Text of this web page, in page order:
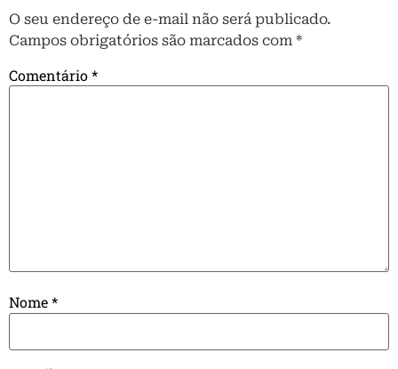
O seu endereço de e-mail não será publicado.
Campos obrigatórios são marcados com *
Comentário*
Nome*